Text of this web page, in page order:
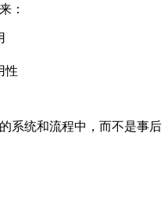
：
性
系统和流程中，而不是事后